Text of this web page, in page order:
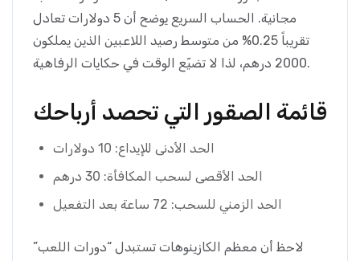
مجانية. الحساب السريع يوضح أن 5 دولارات تعادل
تقريباً 0.25% من متوسط رصيد اللاعبين الذين يملكون
2000 درهم، لذا لا تضيّع الوقت في حكايات الرفاهية.
قائمة الصقور التي تحصد أرباحك
الحد الأدنى للإيداع: 10 دولارات
الحد الأقصى لسحب المكافأة: 30 درهم
الحد الزمني للسحب: 72 ساعة بعد التفعيل
لاحظ أن معظم الكازينوهات تستبدل “دورات اللعب”